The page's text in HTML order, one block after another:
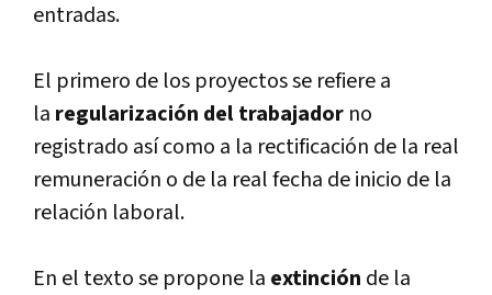
entradas.
El primero de los proyectos se refiere a
la regularización del trabajador no
registrado así­ como a la rectificación de la real
remuneración o de la real fecha de inicio de la
relación laboral.
En el texto se propone la extinción de la